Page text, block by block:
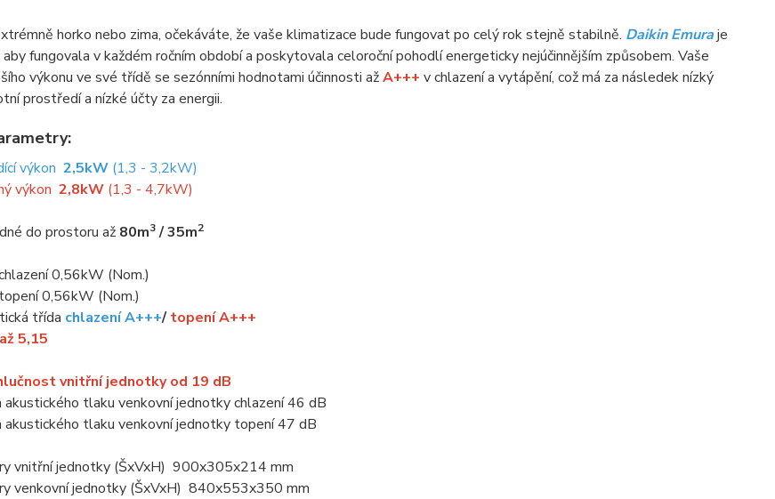
horko nebo zima, očekáváte, že vaše klimatizace bude fungovat po celý rok stejně stabilně. Daikin Emuraje
aby fungovala v každém ročním období a poskytovala celoroční pohodlí energeticky nejúčinnějším způsobem. Vaše
výkonu ve své třídě se sezónními hodnotami účinnosti ažA+++ v chlazení a vytápění, což má za následek nízký
prostředí a nízké účty za energii.
výkon 2,5kW (1,3 - 3,2kW)
výkon 2,8kW (1,3 - 4,7kW)
do prostoru až 80m3/ 35m2
0,56kW (Nom.)
0,56kW (Nom.)
třída chlazení A+++/topení A+++
5,15
vnitřní jednotky od 19 dB
akustického tlaku venkovní jednotky chlazení 46 dB
akustického tlaku venkovní jednotky topení 47 dB
vnitřní jednotky (ŠxVxH) 900x305x214 mm
venkovní jednotky (ŠxVxH) 840x553x350 mm